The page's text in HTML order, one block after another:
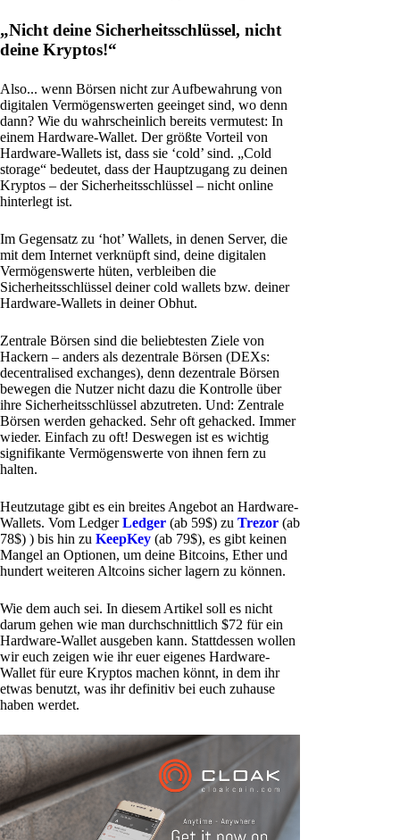
„Nicht deine Sicherheitsschlüssel, nicht
deine Kryptos!“
Also... wenn Börsen nicht zur Aufbewahrung von
digitalen Vermögenswerten geeinget sind, wo denn
dann? Wie du wahrscheinlich bereits vermutest: In
einem Hardware-Wallet. Der größte Vorteil von
Hardware-Wallets ist, dass sie ‘cold’ sind. „Cold
storage“ bedeutet, dass der Hauptzugang zu deinen
Kryptos – der Sicherheitsschlüssel – nicht online
hinterlegt ist.
Im Gegensatz zu ‘hot’ Wallets, in denen Server, die
mit dem Internet verknüpft sind, deine digitalen
Vermögenswerte hüten, verbleiben die
Sicherheitsschlüssel deiner cold wallets bzw. deiner
Hardware-Wallets in deiner Obhut.
Zentrale Börsen sind die beliebtesten Ziele von
Hackern – anders als dezentrale Börsen (DEXs:
decentralised exchanges), denn dezentrale Börsen
bewegen die Nutzer nicht dazu die Kontrolle über
ihre Sicherheitsschlüssel abzutreten. Und: Zentrale
Börsen werden gehacked. Sehr oft gehacked. Immer
wieder. Einfach zu oft! Deswegen ist es wichtig
signifikante Vermögenswerte von ihnen fern zu
halten.
Heutzutage gibt es ein breites Angebot an Hardware-
Wallets. Vom LedgerLedger (ab 59$) zu Trezor (ab
78$) ) bis hin zu KeepKey (ab 79$), es gibt keinen
Mangel an Optionen, um deine Bitcoins, Ether und
hundert weiteren Altcoins sicher lagern zu können.
Wie dem auch sei. In diesem Artikel soll es nicht
darum gehen wie man durchschnittlich $72 für ein
Hardware-Wallet ausgeben kann. Stattdessen wollen
wir euch zeigen wie ihr euer eigenes Hardware-
Wallet für eure Kryptos machen könnt, in dem ihr
etwas benutzt, was ihr definitiv bei euch zuhause
haben werdet.